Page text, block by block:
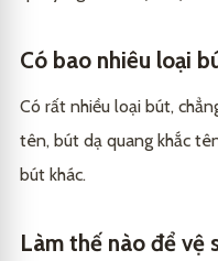
Có bao nhiêu loại
Có rất nhiều loại bút,
tên, bút dạ quang khắc
bút khác.
Làm thế nào để vệ